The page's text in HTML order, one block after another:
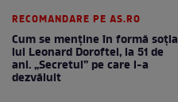
RECOMANDARE PE AS.RO
Cum se menţine în formă soţia
lui Leonard Doroftei, la 51 de
ani. „Secretul” pe care l-a
dezvăluit